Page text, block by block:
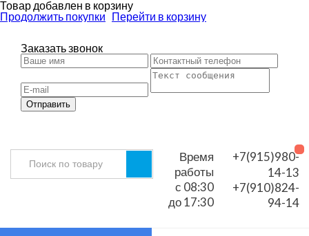
Товар добавлен в корзину
Продолжить покупки Перейти в корзину
Заказать звонок
Отправить
Время
работы
с 08:30
до 17:30
+7(915)980-
14-13
+7(910)824-
94-14